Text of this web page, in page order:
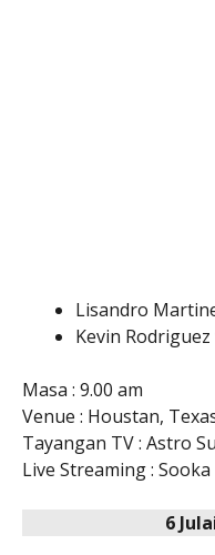
Lisandro
Kevin Rodriguez
Masa : 9.00 am
Venue : Houstan,
Tayangan TV : Astro
Live Streaming : Sooka
6